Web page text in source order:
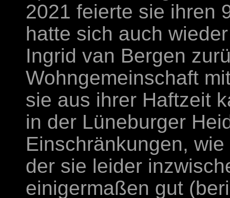
2021 feierte sie ihren
hatte sich auch
Ingrid van Bergen
Wohngemeinschaft
sie aus ihrer Haftzeit
in der Lüneburger
Einschränkungen,
der sie leider
einigermaßen gut